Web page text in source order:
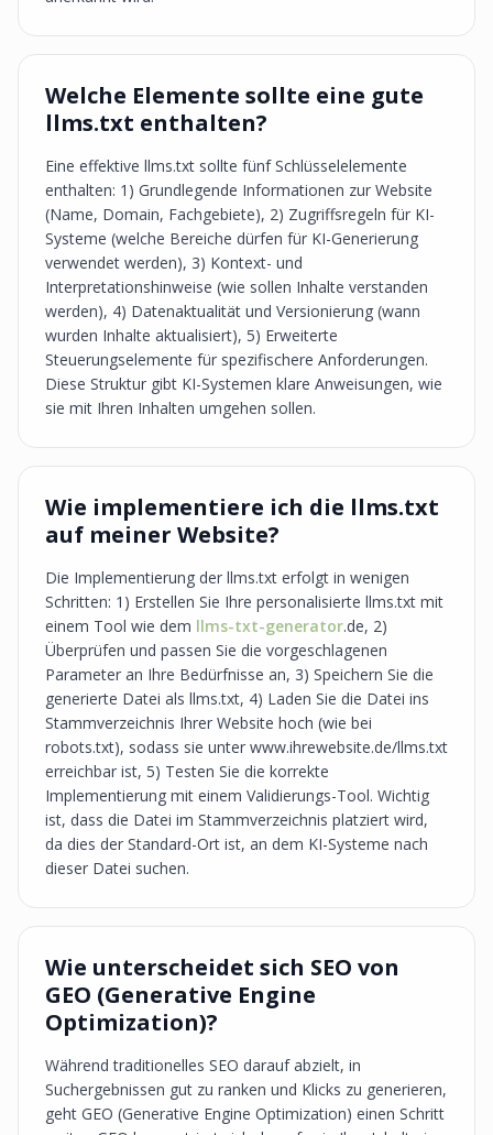
Welche Elemente sollte eine gute
llms.txt enthalten?
Eine effektive llms.txt sollte fünf Schlüsselelemente
enthalten: 1) Grundlegende Informationen zur Website
(Name, Domain, Fachgebiete), 2) Zugriffsregeln für KI-
Systeme (welche Bereiche dürfen für KI-Generierung
verwendet werden), 3) Kontext- und
Interpretationshinweise (wie sollen Inhalte verstanden
werden), 4) Datenaktualität und Versionierung (wann
wurden Inhalte aktualisiert), 5) Erweiterte
Steuerungselemente für spezifischere Anforderungen.
Diese Struktur gibt KI-Systemen klare Anweisungen, wie
sie mit Ihren Inhalten umgehen sollen.
Wie implementiere ich die llms.txt
auf meiner Website?
Die Implementierung der llms.txt erfolgt in wenigen
Schritten: 1) Erstellen Sie Ihre personalisierte llms.txt mit
einem Tool wie dem llms-txt-generator.de, 2)
Überprüfen und passen Sie die vorgeschlagenen
Parameter an Ihre Bedürfnisse an, 3) Speichern Sie die
generierte Datei als llms.txt, 4) Laden Sie die Datei ins
Stammverzeichnis Ihrer Website hoch (wie bei
robots.txt), sodass sie unter www.ihrewebsite.de/llms.txt
erreichbar ist, 5) Testen Sie die korrekte
Implementierung mit einem Validierungs-Tool. Wichtig
ist, dass die Datei im Stammverzeichnis platziert wird,
da dies der Standard-Ort ist, an dem KI-Systeme nach
dieser Datei suchen.
Wie unterscheidet sich SEO von
GEO (Generative Engine
Optimization)?
Während traditionelles SEO darauf abzielt, in
Suchergebnissen gut zu ranken und Klicks zu generieren,
geht GEO (Generative Engine Optimization) einen Schritt